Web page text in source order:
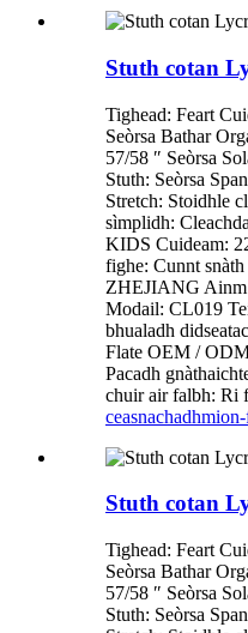
Stuth cotan
Tighead: Feart
Seòrsa Bathar
57/58 ″ Seòrsa
Stuth: Seòrsa
Stretch: Stoidhle
sìmplidh:
KIDS Cuideam:
fighe: Cunnt
ZHEJIANG
Modail: CL019
bhualadh
Flate OEM /
Pacadh
chuir air falbh: Ri
ceasnachadhmion-
Stuth cotan
Tighead: Feart
Seòrsa Bathar
57/58 ″ Seòrsa
Stuth: Seòrsa